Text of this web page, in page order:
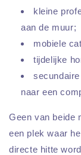
kleine
aan de muur;
mobiele
tijdelijke
naar een
Geen van beide
een plek waar
directe hitte